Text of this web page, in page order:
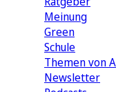
Meinung
Green
Schule
Themen von
Newsletter